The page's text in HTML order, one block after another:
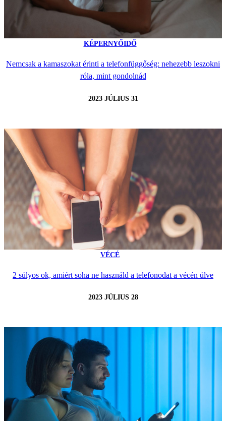
KÉPERNYŐIDŐ
Nemcsak a kamaszokat érinti a telefonfüggőség: nehezebb leszokni
róla, mint gondolnád
2023 JÚLIUS 31
VÉCÉ
2 súlyos ok, amiért soha ne használd a telefonodat a vécén ülve
2023 JÚLIUS 28